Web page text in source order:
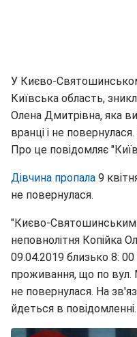
У Києво-
Київська область,
Олена Дмитрівна, яка
вранці і не
Про це повідомляє
Дівчина пропала 9
не повернулася.
"Києво-Святошинським
неповнолітня Копійка
09.04.2019 близько 8: 00
проживання, що по вул.
не повернулася. На
йдеться в повідомленні.